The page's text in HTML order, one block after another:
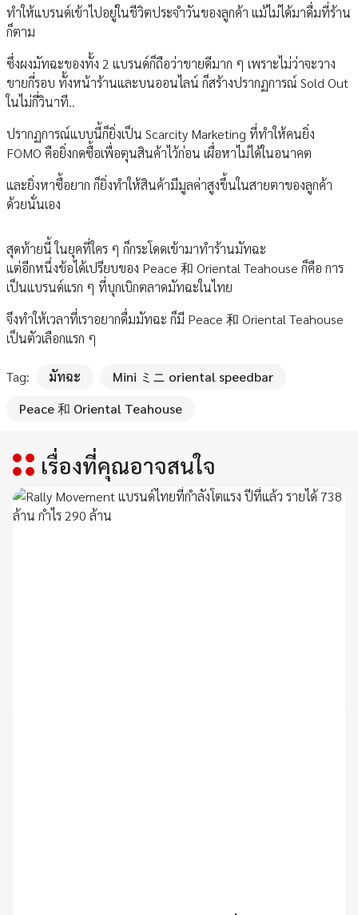
ทำให้แบรนด์เข้าไปอยู่ในชีวิตประจำวันของลูกค้า แม้ไม่ได้มาดื่มที่ร้าน
ก็ตาม
ซึ่งผงมัทฉะของทั้ง 2 แบรนด์ก็ถือว่าขายดีมาก ๆ เพราะไม่ว่าจะวาง
ขายกี่รอบ ทั้งหน้าร้านและบนออนไลน์ ก็สร้างปรากฏการณ์ Sold Out
ในไม่กี่วินาที..
ปรากฏการณ์แบบนี้ก็ยิ่งเป็น Scarcity Marketing ที่ทำให้คนยิ่ง
FOMO คือยิ่งกดซื้อเพื่อตุนสินค้าไว้ก่อน เผื่อหาไม่ได้ในอนาคต
และยิ่งหาซื้อยาก ก็ยิ่งทำให้สินค้ามีมูลค่าสูงขึ้นในสายตาของลูกค้า
ด้วยนั่นเอง
สุดท้ายนี้ ในยุคที่ใคร ๆ ก็กระโดดเข้ามาทำร้านมัทฉะ
แต่อีกหนึ่งข้อได้เปรียบของ Peace 和 Oriental Teahouse ก็คือ การ
เป็นแบรนด์แรก ๆ ที่บุกเบิกตลาดมัทฉะในไทย
จึงทำให้เวลาที่เราอยากดื่มมัทฉะ ก็มี Peace 和 Oriental Teahouse
เป็นตัวเลือกแรก ๆ
Tag: มัทฉะ
Mini ミニ oriental speedbar
Peace 和 Oriental Teahouse
เรื่องที่คุณอาจสนใจ